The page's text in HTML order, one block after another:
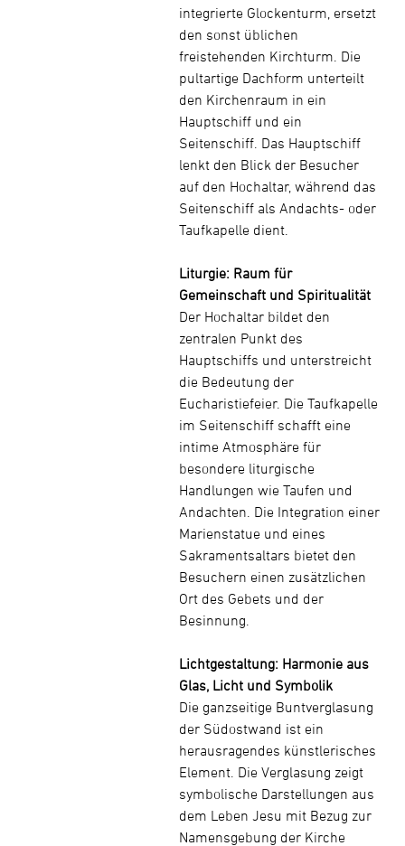
integrierte Glockenturm, ersetzt
den sonst üblichen
freistehenden Kirchturm. Die
pultartige Dachform unterteilt
den Kirchenraum in ein
Hauptschiff und ein
Seitenschiff. Das Hauptschiff
lenkt den Blick der Besucher
auf den Hochaltar, während das
Seitenschiff als Andachts- oder
Taufkapelle dient.
Liturgie: Raum für
Gemeinschaft und Spiritualität
Der Hochaltar bildet den
zentralen Punkt des
Hauptschiffs und unterstreicht
die Bedeutung der
Eucharistiefeier. Die Taufkapelle
im Seitenschiff schafft eine
intime Atmosphäre für
besondere liturgische
Handlungen wie Taufen und
Andachten. Die Integration einer
Marienstatue und eines
Sakramentsaltars bietet den
Besuchern einen zusätzlichen
Ort des Gebets und der
Besinnung.
Lichtgestaltung: Harmonie aus
Glas, Licht und Symbolik
Die ganzseitige Buntverglasung
der Südostwand ist ein
herausragendes künstlerisches
Element. Die Verglasung zeigt
symbolische Darstellungen aus
dem Leben Jesu mit Bezug zur
Namensgebung der Kirche